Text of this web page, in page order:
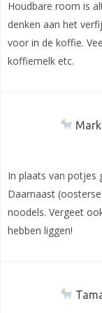
Houdbare room is
denken aan het
voor in de koffie.
koffiemelk etc.
Mark
In plaats van potjes
Daarnaast
noodels. Vergeet
hebben liggen!